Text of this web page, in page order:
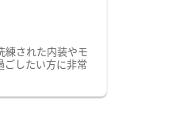
練された内装やモ
ごしたい方に非常